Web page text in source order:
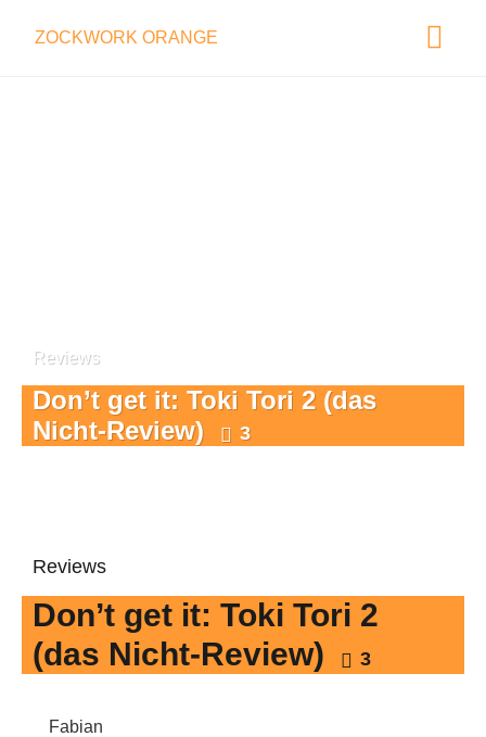
ZOCKWORK ORANGE
Reviews
Don’t get it: Toki Tori 2 (das
Nicht-Review)
3
Reviews
Don’t get it: Toki Tori 2
(das Nicht-Review)
3
Fabian